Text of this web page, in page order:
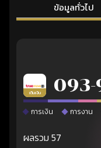
ข้อมูลทั่วไป
เติมเงิน 093-
การเงิน การงาน
ผลรวม 57